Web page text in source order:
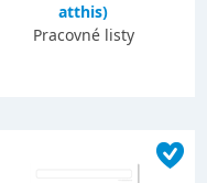
atthis)
Pracovné listy